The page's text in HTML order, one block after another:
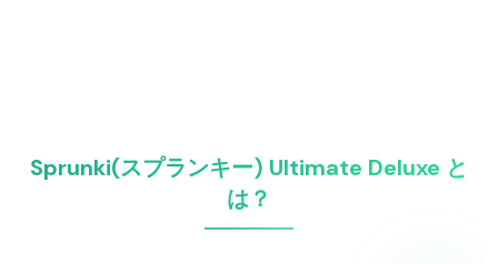
Sprunki(スプランキー) Ultimate Deluxe と
は？